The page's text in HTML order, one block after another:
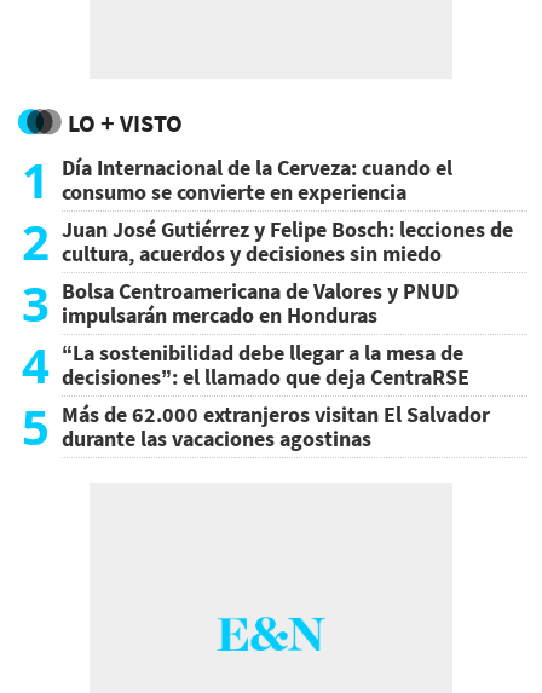
LO + VISTO
1
Día Internacional de la Cerveza: cuando el
consumo se convierte en experiencia
2 Juan José Gutiérrez y Felipe Bosch: lecciones de
cultura, acuerdos y decisiones sin miedo
3 Bolsa Centroamericana de Valores y PNUD
impulsarán mercado en Honduras
4 “La sostenibilidad debe llegar a la mesa de
decisiones”: el llamado que deja CentraRSE
5 Más de 62.000 extranjeros visitan El Salvador
durante las vacaciones agostinas